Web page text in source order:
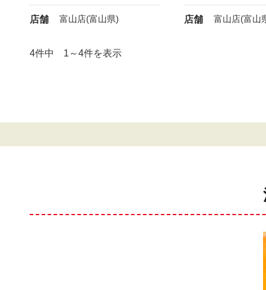
店舗 富山店(富山県) 店舗 富山店(富山
4件中 1～4件を表示